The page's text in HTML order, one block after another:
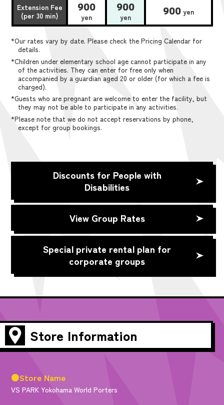
Extension Fee
(per 30 min)
900
yen
900
yen 900yen
*Our rates vary by date. Please check the Pricing Calendar for
details.
*Children under elementary school age cannot participate in any
of the activities. They can enter for free only when
accompanied by a guardian aged 20 or older (for which a fee is
charged).
*Guests who are pregnant are welcome to enter the facility, but
they may not be able to participate in any activities.
*Please note that we do not accept reservations by phone,
except for group bookings.
Discounts for People with
Disabilities
View Group Rates
Special private rental plan for
corporate groups
Store Information
●Store Name
VS PARK Yokohama World Porters